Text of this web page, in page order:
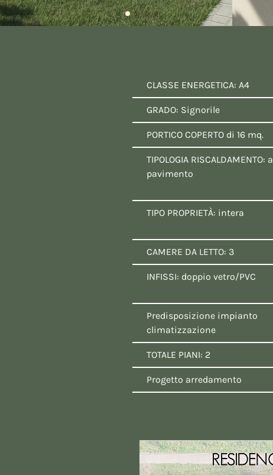
CLASSE ENERGETICA: A4
GRADO: Signorile
PORTICO COPERTO di 16 mq.
TIPOLOGIA RISCALDAMENTO: a
pavimento
TIPO PROPRIETÀ: intera
CAMERE DA LETTO: 3
INFISSI: doppio vetro/PVC
Predisposizione impianto
climatizzazione
TOTALE PIANI: 2
Progetto arredamento